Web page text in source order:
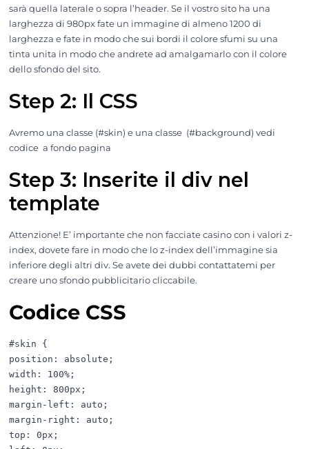
sarà quella laterale o sopra l’header. Se il vostro sito ha una
larghezza di 980px fate un immagine di almeno 1200 di
larghezza e fate in modo che sui bordi il colore sfumi su una
tinta unita in modo che andrete ad amalgamarlo con il colore
dello sfondo del sito.
Step 2: Il CSS
Avremo una classe (#skin) e una classe (#background) vedi
codice a fondo pagina
Step 3: Inserite il div nel
template
Attenzione! E’ importante che non facciate casino con i valori z-
index, dovete fare in modo che lo z-index dell’immagine sia
inferiore degli altri div. Se avete dei dubbi contattatemi per
creare uno sfondo pubblicitario cliccabile.
Codice CSS
#skin {
position: absolute;
width: 100%;
height: 800px;
margin-left: auto;
margin-right: auto;
top: 0px;